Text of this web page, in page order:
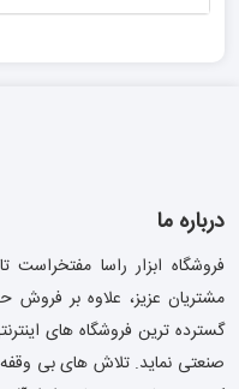
درباره ما
فروشگاه ابزار راسا
مشتریان عزیز، علاوه بر فروش
گسترده ترین فروشگاه های
صنعتی نماید. تلاش های بی وقفه